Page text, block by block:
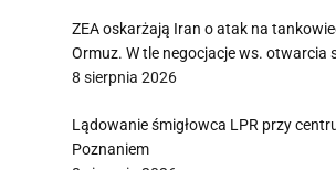
ZEA oskarżają Iran o atak na
Ormuz. W tle negocjacje ws. otwarcia
8 sierpnia 2026
Lądowanie śmigłowca LPR przy
Poznaniem